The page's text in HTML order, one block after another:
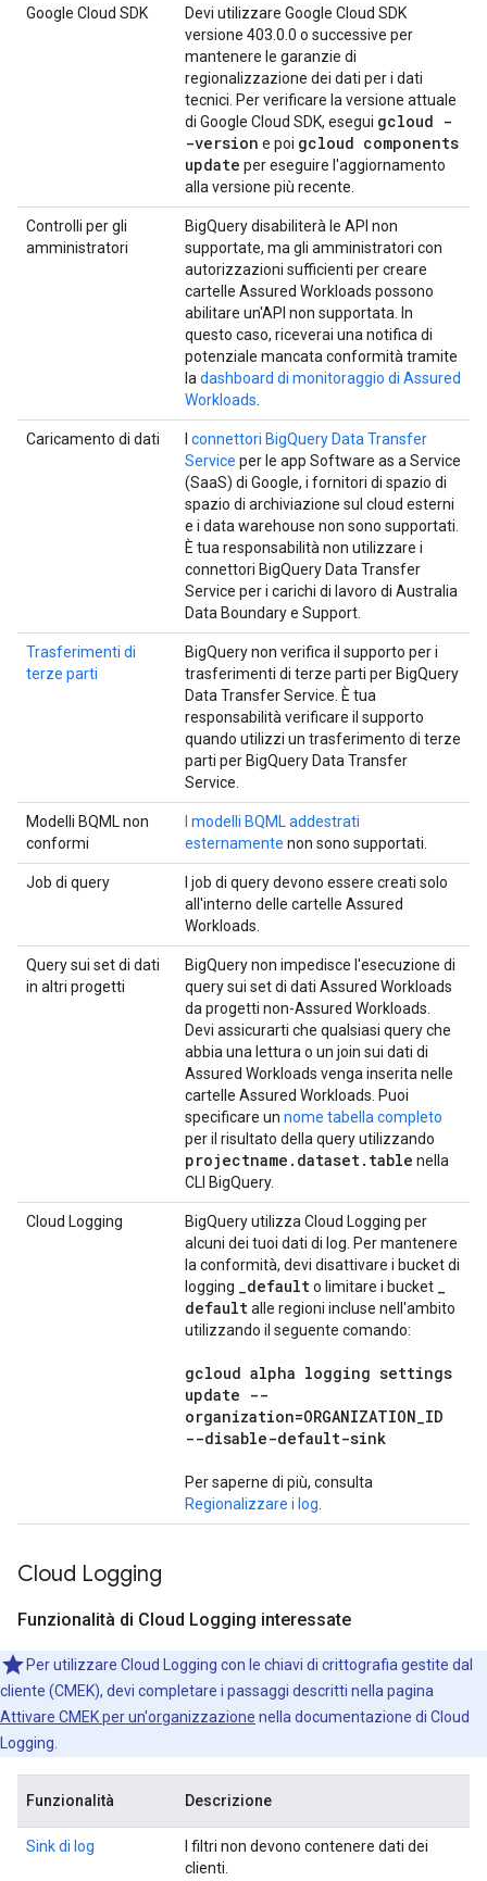
Google Cloud SDK
Devi utilizzare Google Cloud SDK
versione 403.0.0 o successive per
mantenere le garanzie di
regionalizzazione dei dati per i dati
tecnici. Per verificare la versione attuale
di Google Cloud SDK, esegui gcloud -
-version e poi gcloud components
update per eseguire l'aggiornamento
alla versione più recente.
Controlli per gli
amministratori
BigQuery disabiliterà le API non
supportate, ma gli amministratori con
autorizzazioni sufficienti per creare
cartelle Assured Workloads possono
abilitare un'API non supportata. In
questo caso, riceverai una notifica di
potenziale mancata conformità tramite
la dashboard di monitoraggio di Assured
Workloads
Caricamento di dati
connettori BigQuery Data Transfer
Service per le app Software as a Service
(SaaS) di Google, i fornitori di spazio di
spazio di archiviazione sul cloud esterni
e i data warehouse non sono supportati.
È tua responsabilità non utilizzare i
connettori BigQuery Data Transfer
Service per i carichi di lavoro di Australia
Data Boundary e Support.
Trasferimenti di
terze parti
BigQuery non verifica il supporto per i
trasferimenti di terze parti per BigQuery
Data Transfer Service. È tua
responsabilità verificare il supporto
quando utilizzi un trasferimento di terze
parti per BigQuery Data Transfer
Service.
Modelli BQML non
conformi
I modelli BQML addestrati
esternamente non sono supportati.
Job di query
I job di query devono essere creati solo
all'interno delle cartelle Assured
Workloads.
Query sui set di dati
in altri progetti
BigQuery non impedisce l'esecuzione di
query sui set di dati Assured Workloads
da progetti non-Assured Workloads.
Devi assicurarti che qualsiasi query che
abbia una lettura o un join sui dati di
Assured Workloads venga inserita nelle
cartelle Assured Workloads. Puoi
specificare un nome tabella completo
per il risultato della query utilizzando
projectname . dataset. table nella
CLI BigQuery.
Cloud Logging
BigQuery utilizza Cloud Logging per
alcuni dei tuoi dati di log. Per mantenere
la conformità, devi disattivare i bucket di
logging _defaulto limitare i bucket _
defaultalle regioni incluse nell'ambito
utilizzando il seguente comando:
gcloud alpha logging settings
update --
organization=ORGANIZATION_ID
--disable-default-sink
Per saperne di più, consulta
Regionalizzare i log
Cloud Logging
Funzionalità di Cloud Logging interessate
Per utilizzare Cloud Logging con le chiavi di crittografia gestite dal
cliente (CMEK), devi completare i passaggi descritti nella pagina
Attivare CMEK per un'organizzazione nella documentazione di Cloud
Logging.
Funzionalità Descrizione
Sink di log
I filtri non devono contenere dati dei
clienti.